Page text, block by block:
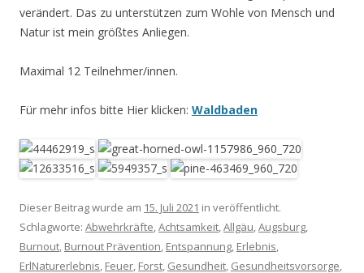
verändert. Das zu unterstützen zum Wohle von Mensch und
Natur ist mein größtes Anliegen.
Maximal 12 Teilnehmer/innen.
Für mehr infos bitte Hier klicken: Waldbaden
Dieser Beitrag wurde am 15. Juli 2021 in veröffentlicht.
Schlagworte: Abwehrkräfte,Achtsamkeit,Allgäu,Augsburg,
Burnout, Burnout Prävention, Entspannung, Erlebnis,
ErlNaturerlebnis, Feuer, Forst, Gesundheit, Gesundheitsvorsorge,